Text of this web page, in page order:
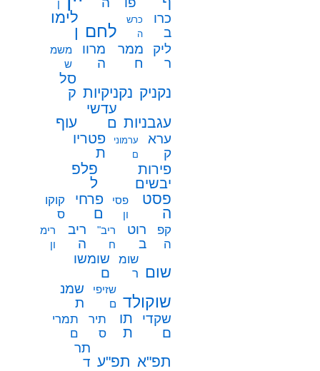
ן
כרו
ב
כרש
ה
לחם
לימו
ן
ליק
ר
ממר
ח
מרוו
ה
משמ
ש
נקניק נקניקיות
סל
ק
עגבניות
עדשי
ם
עוף
ערא
ק
ערמוני
ם
פטריו
ת
פירות
יבשים
פלפ
ל
פסט
ה
פסי
ון
פרחי
ם
קוקו
ס
קפ
ה
רוט
ב
ריב"
ח
ריב
ה
רימ
ון
שום
שומ
ר
שומשו
ם
שוקולד
שזיפי
ם
שמנ
ת
שקדי
ם
תו
ת
תיר
ס
תמרי
ם
תפ"א תפ"ע
תר
ד